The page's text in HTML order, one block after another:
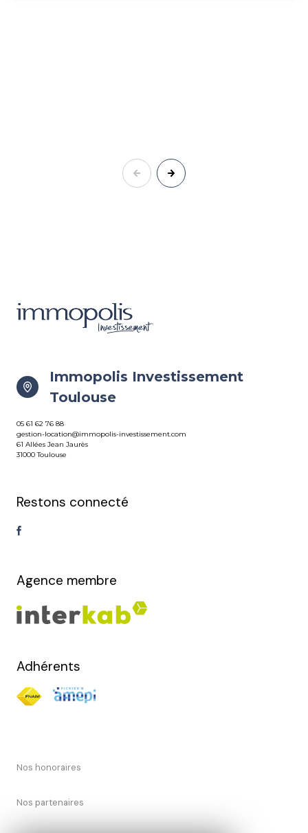
Immopolis Investissement
Toulouse
05 61 62 76 88
gestion-location@immopolis-investissement.com
61 Allées Jean Jaurès
31000 Toulouse
Restons connecté
Agence membre
Adhérents
Nos honoraires
Nos partenaires